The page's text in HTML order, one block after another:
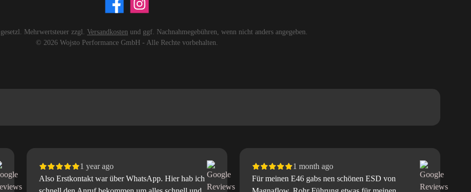
Mehrwertsteuer zzgl. Versandkosten und ggf. Nachnahmegebühren, wenn nicht anders angegeben.
© 2026 Wojsto Performance GmbH - Alle Rechte vorbehalten.
1 year ago
Also Erstkontakt war über WhatsApp. Hier hab ich
1 month ago
Für meinen E46 gabs nen schönen ESD von